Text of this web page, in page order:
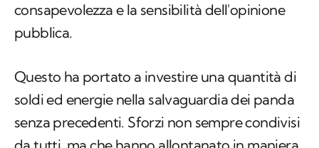
consapevolezza e la sensibilità dell'opinione
pubblica.
Questo ha portato a investire una quantità di
soldi ed energie nella salvaguardia dei panda
senza precedenti. Sforzi non sempre condivisi